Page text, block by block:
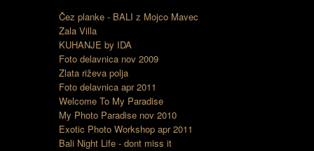
Čez planke - BALI z Mojco Mavec
Zala Villa
KUHANJE by IDA
Foto delavnica nov 2009
Zlata riževa polja
Foto delavnica apr 2011
Welcome To My Paradise
My Photo Paradise nov 2010
Exotic Photo Workshop apr 2011
Bali Night Life - dont miss it